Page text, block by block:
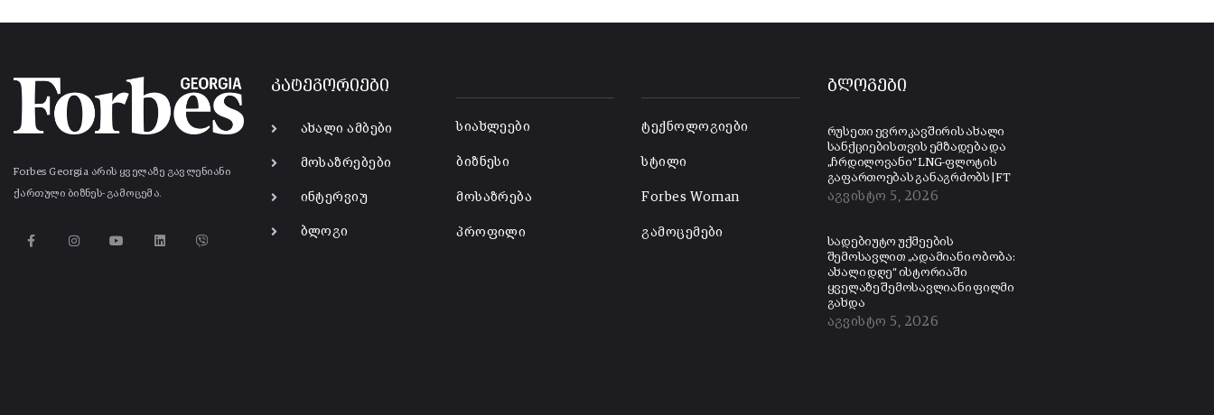
Forbes Georgia არის ყველაზე გავლენიანი
ქართული ბიზნეს-გამოცემა.
კატეგორიები
ახალი ამბები
მოსაზრებები
ინტერვიუ
ბლოგი
სიახლეები
ბიზნესი
მოსაზრება
პროფილი
ტექნოლოგიები
სტილი
Forbes Woman
გამოცემები
ბლოგები
რუსეთი ევროკავშირის ახალი
სანქციებისთვის ემზადება და
„ჩრდილოვანი“ LNG-ფლოტის
გაფართოებას განაგრძობს | FT
აგვისტო 5, 2026
სადებიუტო უქმეების
შემოსავლით „ადამიანი ობობა:
ახალი დღე“ ისტორიაში
ყველაზე შემოსავლიანი ფილმი
გახდა
აგვისტო 5, 2026